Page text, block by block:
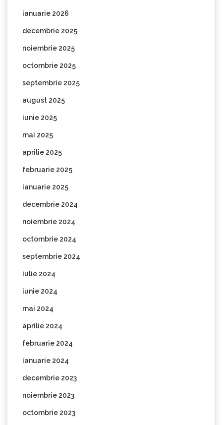
ianuarie 2026
decembrie 2025
noiembrie 2025
octombrie 2025
septembrie 2025
august 2025
iunie 2025
mai 2025
aprilie 2025
februarie 2025
ianuarie 2025
decembrie 2024
noiembrie 2024
octombrie 2024
septembrie 2024
iulie 2024
iunie 2024
mai 2024
aprilie 2024
februarie 2024
ianuarie 2024
decembrie 2023
noiembrie 2023
octombrie 2023